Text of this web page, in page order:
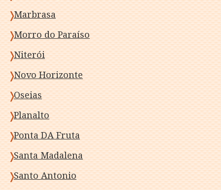
Marbrasa
Morro do Paraíso
Niterói
Novo Horizonte
Oseias
Planalto
Ponta DA Fruta
Santa Madalena
Santo Antonio